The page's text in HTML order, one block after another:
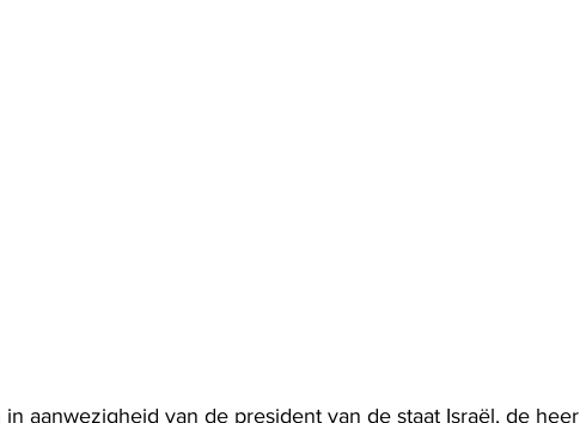
aanwezigheid van de president van de staat Israël, de heer